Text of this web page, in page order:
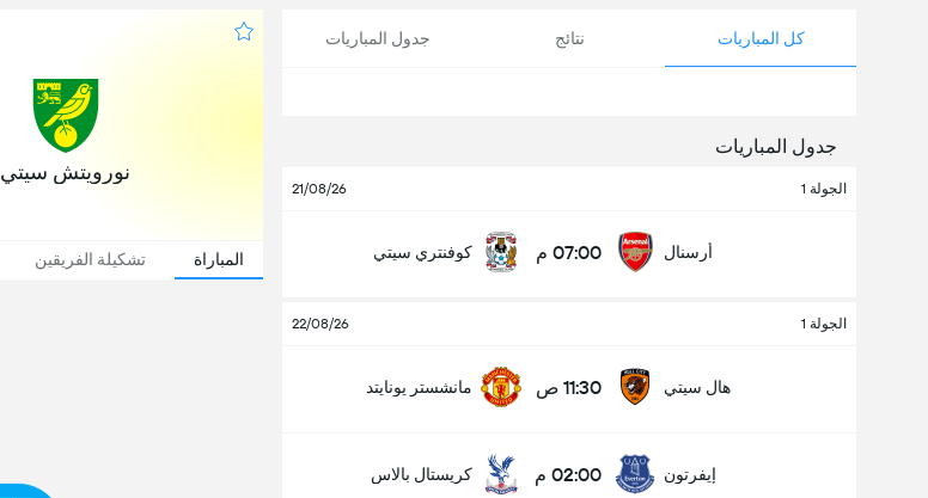
كل المباريات نتائج جدول المباريات
جدول المباريات
الجولة 1 21/08/26
أرسنال 07:00 م كوفنتري سيتي
الجولة 1 22/08/26
هال سيتي 11:30 ص مانشستر يونايتد
إيفرتون 02:00 م كريستال بالاس
نورويتش سيتي
المباراة تشكيلة الفريقين